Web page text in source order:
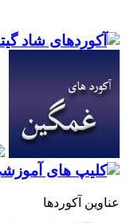
آکوردها